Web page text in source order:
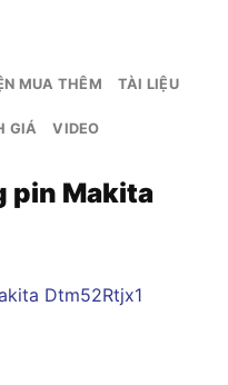
MUA THÊM TÀI LIỆU
GIÁ VIDEO
pin Makita